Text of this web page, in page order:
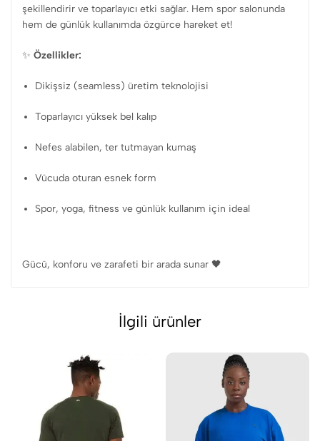
şekillendirir ve toparlayıcı etki sağlar. Hem spor salonunda
hem de günlük kullanımda özgürce hareket et!
✨ Özellikler:
Dikişsiz (seamless) üretim teknolojisi
Toparlayıcı yüksek bel kalıp
Nefes alabilen, ter tutmayan kumaş
Vücuda oturan esnek form
Spor, yoga, fitness ve günlük kullanım için ideal
Gücü, konforu ve zarafeti bir arada sunar 🖤
İlgili ürünler